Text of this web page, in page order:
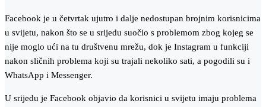
Facebook je u četvrtak ujutro i dalje nedostupan brojnim korisnicima
u svijetu, nakon što se u srijedu suočio s problemom zbog kojeg se
nije moglo ući na tu društvenu mrežu, dok je Instagram u funkciji
nakon sličnih problema koji su trajali nekoliko sati, a pogodili su i
WhatsApp i Messenger.
U srijedu je Facebook objavio da korisnici u svijetu imaju problema